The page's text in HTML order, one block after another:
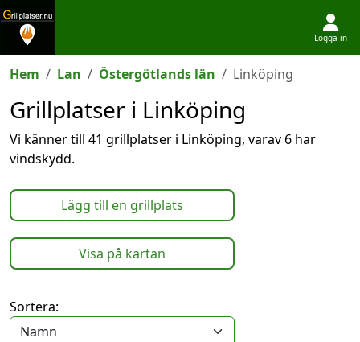
Hoppa till innehållet
Logga in
Hem Lan Östergötlands län Linköping
Grillplatser i Linköping
Vi känner till 41 grillplatser i Linköping, varav 6 har
vindskydd.
Lägg till en grillplats
Visa på kartan
Sortera: